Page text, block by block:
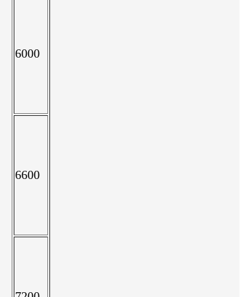
6000
6600